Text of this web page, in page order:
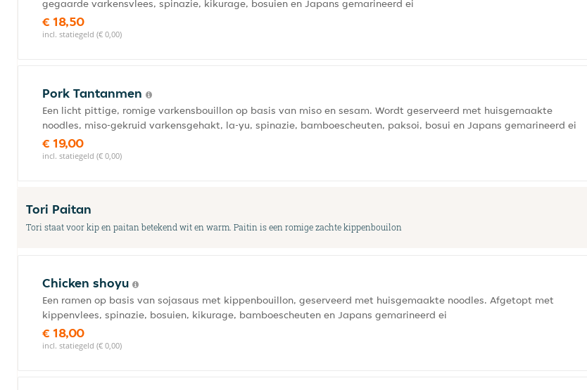
gegaarde varkensvlees, spinazie, kikurage, bosuien en Japans gemarineerd ei
€ 18,50
incl. statiegeld (€ 0,00)
Pork Tantanmen
Een licht pittige, romige varkensbouillon op basis van miso en sesam. Wordt geserveerd met huisgemaakte
noodles, miso-gekruid varkensgehakt, la-yu, spinazie, bamboescheuten, paksoi, bosui en Japans gemarineerd ei
€ 19,00
incl. statiegeld (€ 0,00)
Tori Paitan
Tori staat voor kip en paitan betekend wit en warm. Paitin is een romige zachte kippenbouilon
Chicken shoyu
Een ramen op basis van sojasaus met kippenbouillon, geserveerd met huisgemaakte noodles. Afgetopt met
kippenvlees, spinazie, bosuien, kikurage, bamboescheuten en Japans gemarineerd ei
€ 18,00
incl. statiegeld (€ 0,00)